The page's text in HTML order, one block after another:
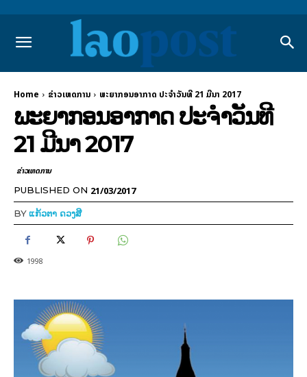
Home ຂ່າວເຫດການ ພະຍາກອນອາກາດ ປະຈຳວັນທີ 21 ມີນາ 2017
ພະຍາກອນອາກາດ ປະຈຳວັນທີ
21 ມີນາ 2017
ຂ່າວເຫດການ
PUBLISHED ON 21/03/2017
BYແກ້ວຕາ ດວງສີ
1998